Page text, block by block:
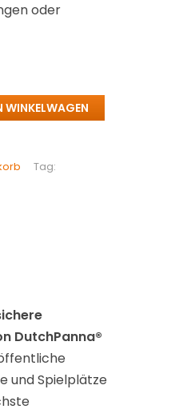
oder
WINKELWAGEN
Tag:
DutchPanna®
und Spielplätze